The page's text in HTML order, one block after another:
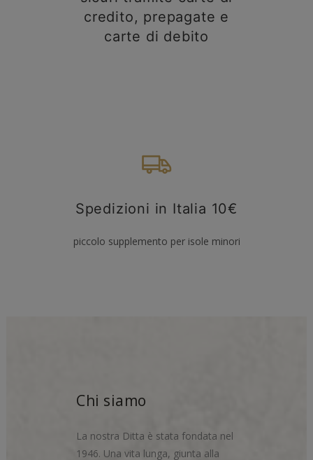
credito, prepagate e
carte di debito
Spedizioni in Italia 10€
piccolo supplemento per isole minori
Chi siamo
La nostra Ditta è stata fondata nel
1946. Una vita lunga, giunta alla